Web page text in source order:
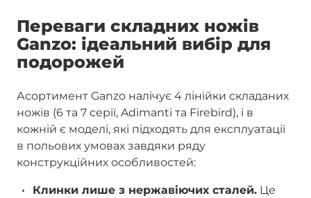
Переваги складних ножів
Ganzo: ідеальний вибір для
подорожей
Асортимент Ganzo налічує 4 лінійки складаних
ножів (6 та 7 серії, Adimanti та Firebird), і в
кожній є моделі, які підходять для експлуатації
в польових умовах завдяки ряду
конструкційних особливостей:
Клинки лише з нержавіючих сталей. Це